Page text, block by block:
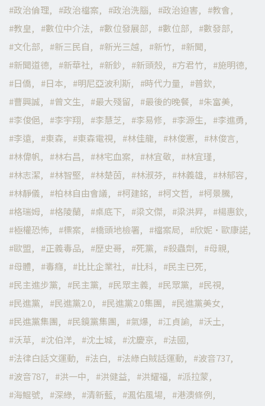
政治倫理
政治檔案 政治洗腦 政治迫害
教會
教皇
數位中介法 數位發展部 數位部
數發部
文化部
新三民自 新光三越 新竹
新聞
新聞道德
新華社 新鈔 新頭殼 方君竹
施明德
日僑
日本 明尼亞波利斯 時代力量
普欽
曹興誠
曾文生 最大殘留 最後的晚餐
朱富美
李俊俋
李宇翔 李慧芝 李易修 李源生
李進勇
李遠
東森 東森電視 林佳龍 林俊憲
林俊言
林偉帆
林右昌 林宅血案 林宜敬
林宜瑾
林志潔
林智堅 林楚茵 林淑芬 林義雄
林郁容
林靜儀
柏林自由會議 柯建銘 柯文哲
柯景騰
格瑞姆
格陵蘭 桌底下 梁文傑 梁洪昇
楊惠欽
極權恐怖
標案 橋頭地檢署 檔案局
欣妮·歐康諾
歐盟
正義毒品 歷史哥 死黨 殺蟲劑
母親
母體
毒癮 比比企業社 比科
民主已死
民主進步黨
民主黨 民眾主義 民眾黨
民視
民進黨
民進黨2.0 民進黨2.0集團
民進黨美女
民進黨集團
民鏡黨集團 氣爆 江貞諭
沃土
沃草
沈伯洋 沈土城 沈慶京
法國
法律白話文運動
法白 法綠白賊話運動
波音737
波音787
洪一中 洪健益 洪耀福
派拉蒙
海鯤號
深綠 清新藍 渢佑風場
港澳條例